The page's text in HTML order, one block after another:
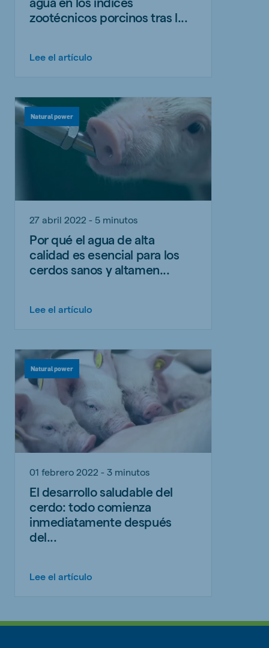
zootécnicos porcinos tras l...
Lee el artículo
Natural power
27 abril 2022 - 5 minutos
Por qué el agua de alta
calidad es esencial para los
cerdos sanos y altamen...
Lee el artículo
Natural power
01 febrero 2022 - 3 minutos
El desarrollo saludable del
cerdo: todo comienza
inmediatamente después
del...
Lee el artículo